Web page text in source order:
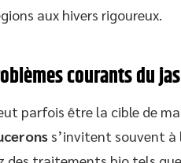
aux hivers rigoureux.
courants du
parfois être la cible de
s’invitent souvent